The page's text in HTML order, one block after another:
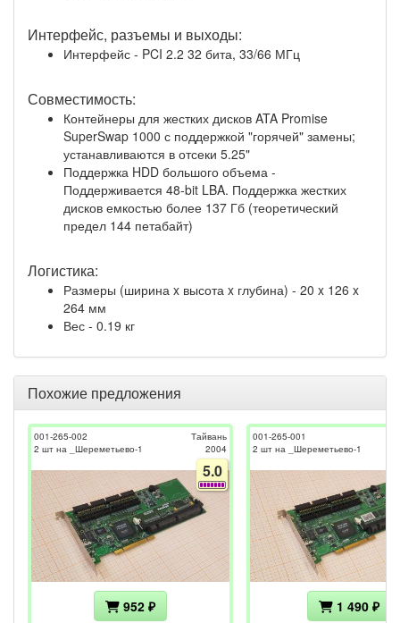
Интерфейс, разъемы и выходы:
Интерфейс - PCI 2.2 32 бита, 33/66 МГц
Совместимость:
Контейнеры для жестких дисков ATA Promise
SuperSwap 1000 с поддержкой "горячей" замены;
устанавливаются в отсеки 5.25"
Поддержка HDD большого объема -
Поддерживается 48-bit LBA. Поддержка жестких
дисков емкостью более 137 Гб (теоретический
предел 144 петабайт)
Логистика:
Размеры (ширина x высота x глубина) - 20 x 126 x
264 мм
Вес - 0.19 кг
Похожие предложения
001-265-002
2 шт на _Шереметьево-1
Тайвань
2004
5.0
952 ₽
001-265-001
2 шт на _Шереметьево-1
1 490 ₽